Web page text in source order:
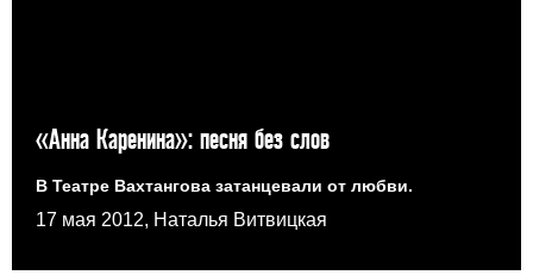
«Анна Каренина»: песня без слов
В Театре Вахтангова затанцевали от любви.
17 мая 2012, Наталья Витвицкая